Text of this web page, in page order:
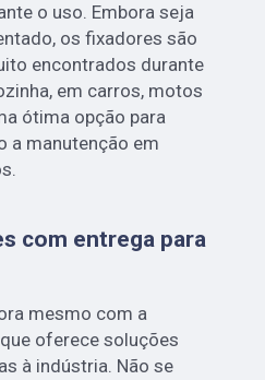
o uso. Embora seja
os fixadores são
encontrados durante
em carros, motos
ótima opção para
a manutenção em
com entrega para
mesmo com a
que oferece soluções
à indústria. Não se